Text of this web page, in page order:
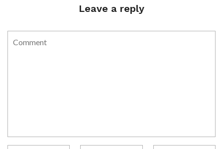
Leave a reply